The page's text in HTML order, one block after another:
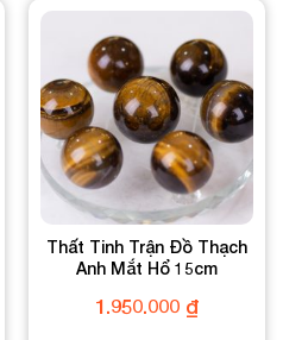
Thất Tinh Trận Đồ Thạch
Anh Mắt Hổ 15cm
1.950.000 ₫